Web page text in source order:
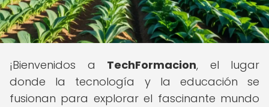
¡Bienvenidos a TechFormacion, el lugar
donde la tecnología y la educación se
fusionan para explorar el fascinante mundo